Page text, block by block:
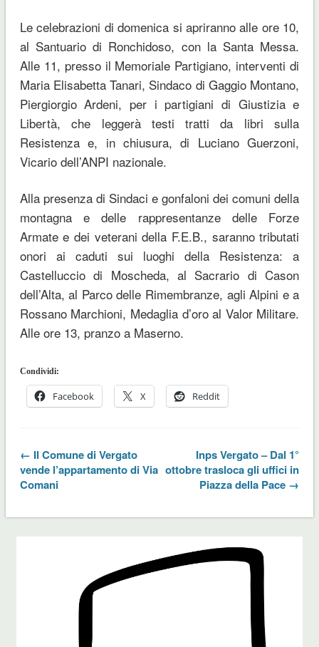
Le celebrazioni di domenica si apriranno alle ore 10,
al Santuario di Ronchidoso, con la Santa Messa.
Alle 11, presso il Memoriale Partigiano, interventi di
Maria Elisabetta Tanari, Sindaco di Gaggio Montano,
Piergiorgio Ardeni, per i partigiani di Giustizia e
Libertà, che leggerà testi tratti da libri sulla
Resistenza e, in chiusura, di Luciano Guerzoni,
Vicario dell’ANPI nazionale.
Alla presenza di Sindaci e gonfaloni dei comuni della
montagna e delle rappresentanze delle Forze
Armate e dei veterani della F.E.B., saranno tributati
onori ai caduti sui luoghi della Resistenza: a
Castelluccio di Moscheda, al Sacrario di Cason
dell’Alta, al Parco delle Rimembranze, agli Alpini e a
Rossano Marchioni, Medaglia d’oro al Valor Militare.
Alle ore 13, pranzo a Maserno.
Condividi:
Facebook X Reddit
← Il Comune di Vergato
vende l’appartamento di Via
Comani
Inps Vergato – Dal 1°
ottobre trasloca gli uffici in
Piazza della Pace →